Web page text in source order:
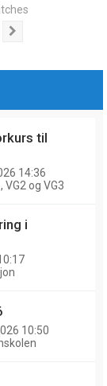
til
14:36
og VG3
i
10:50